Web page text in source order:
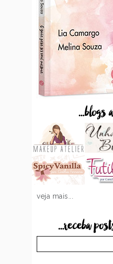
...blogs
veja mais...
...receba